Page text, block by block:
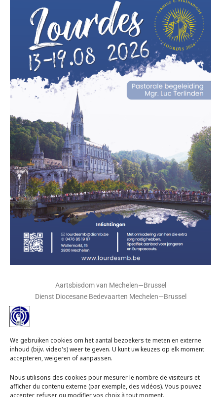
We gebruiken cookies om het aantal bezoekers te meten en externe
inhoud (bijv. video's) weer te geven. U kunt uw keuzes op elk moment
accepteren, weigeren of aanpassen.
Nous utilisons des cookies pour mesurer le nombre de visiteurs et
afficher du contenu externe (par exemple, des vidéos). Vous pouvez
accepter, refuser ou modifier vos choix à tout moment.
Aartsbisdom van Mechelen—Brussel
Dienst Diocesane Bedevaarten Mechelen—Brussel
Secretariaat open alleen op afspraak.
Telefonisch antwoordapparaat van maandag tot vrijdag.
Telefoon: 00 32 (0)15 29 26 11
GSM: 00 32 (0)476 85 19 97